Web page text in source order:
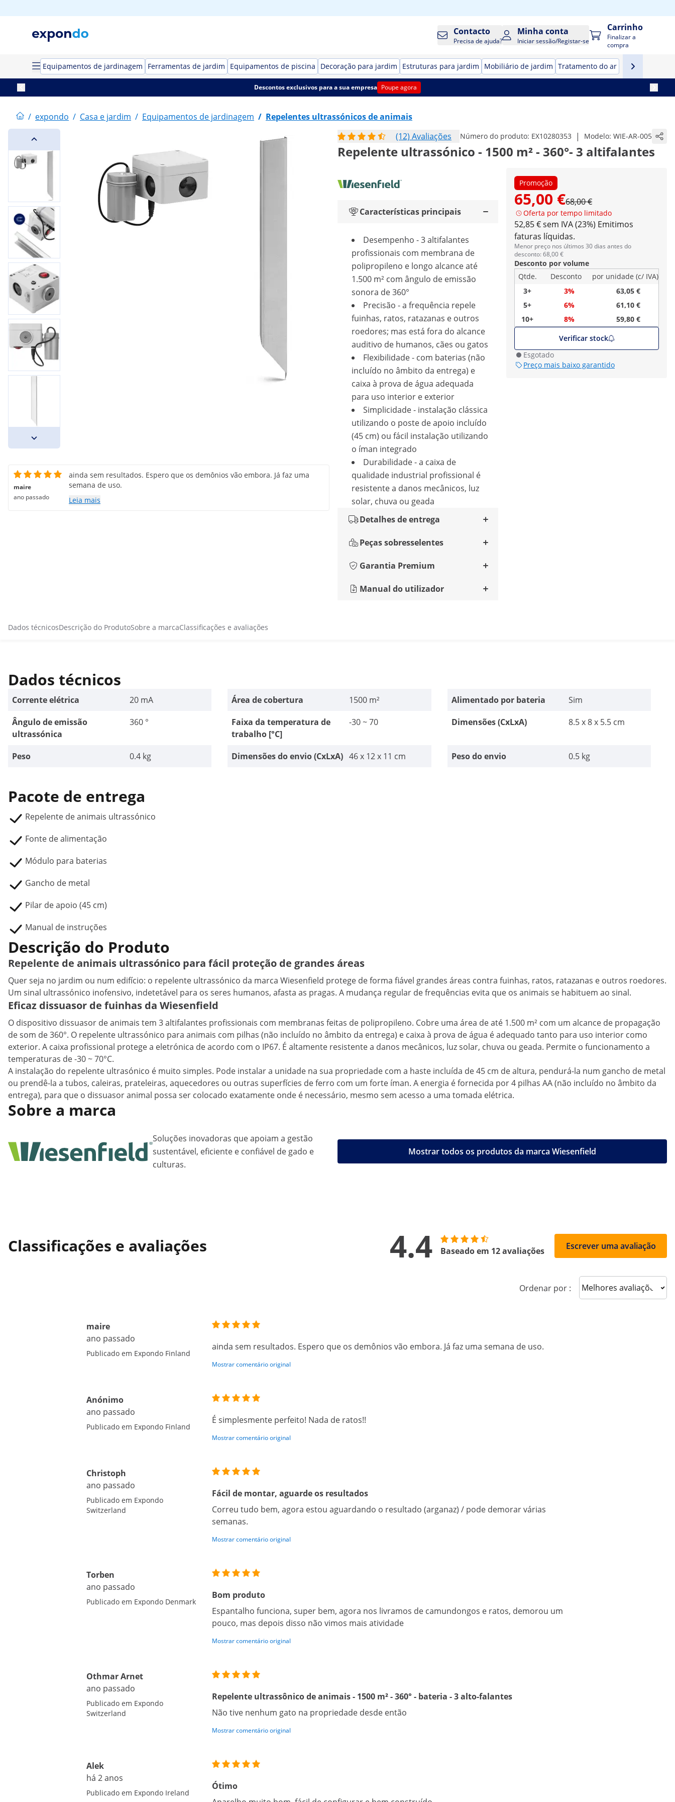
Contacto
Precisa de ajuda?
Minha conta
Iniciar sessão/Registar-se
Carrinho
Finalizar a
compra
Equipamentos de jardinagem Ferramentas de jardim Equipamentos de piscina Decoração para jardim Estruturas para jardim Mobiliário de jardim Tratamento do ar
Descontos exclusivos para a sua empresa Poupe agora
/ expondo / Casa e jardim / Equipamentos de jardinagem / Repelentes ultrassónicos de animais
(12) Avaliações
Número do produto: EX10280353 | Modelo: WIE-AR-005
Repelente ultrassónico - 1500 m² - 360°- 3 altifalantes
Promoção
65,00 €68,00 €
Oferta por tempo limitado
52,85 € sem IVA (23%) Emitimos
faturas líquidas.
Menor preço nos últimos 30 dias antes do
desconto: 68,00 €
Desconto por volume
Qtde.
Desconto
por unidade (c/ IVA)
3+
3%
63,05 €
5+
6%
61,10 €
10+
8%
59,80 €
Verificar stock
Esgotado
Preço mais baixo garantido
Características principais
Desempenho - 3 altifalantes
profissionais com membrana de
polipropileno e longo alcance até
1.500 m² com ângulo de emissão
sonora de 360°
Precisão - a frequência repele
fuinhas, ratos, ratazanas e outros
roedores; mas está fora do alcance
auditivo de humanos, cães ou gatos
Flexibilidade - com baterias (não
incluído no âmbito da entrega) e
caixa à prova de água adequada
para uso interior e exterior
Simplicidade - instalação clássica
utilizando o poste de apoio incluído
(45 cm) ou fácil instalação utilizando
o íman integrado
Durabilidade - a caixa de
qualidade industrial profissional é
resistente a danos mecânicos, luz
solar, chuva ou geada
Detalhes de entrega
Peças sobresselentes
Garantia Premium
Manual do utilizador
maire
ano passado
ainda sem resultados. Espero que os demônios vão embora. Já faz uma
semana de uso.
Leia mais
Dados técnicosDescrição do ProdutoSobre a marcaClassificações e avaliações
Dados técnicos
Corrente elétrica 20 mA Área de cobertura 1500 m² Alimentado por bateria
Sim
Ângulo de emissão
ultrassónica
360 °
Faixa da temperatura de
trabalho [°C]
-30 ~ 70 Dimensões (CxLxA) 8.5 x 8 x 5.5 cm
Peso 0.4 kg Dimensões do envio (CxLxA) 46 x 12 x 11 cm Peso do envio 0.5 kg
Pacote de entrega
Repelente de animais ultrassónico
Fonte de alimentação
Módulo para baterias
Gancho de metal
Pilar de apoio (45 cm)
Manual de instruções
Descrição do Produto
Repelente de animais ultrassónico para fácil proteção de grandes áreas
Quer seja no jardim ou num edifício: o repelente ultrassónico da marca Wiesenfield protege de forma fiável grandes áreas contra fuinhas, ratos, ratazanas e outros roedores.
Um sinal ultrassónico inofensivo, indetetável para os seres humanos, afasta as pragas. A mudança regular de frequências evita que os animais se habituem ao sinal.
Eficaz dissuasor de fuinhas da Wiesenfield
O dispositivo dissuasor de animais tem 3 altifalantes profissionais com membranas feitas de polipropileno. Cobre uma área de até 1.500 m² com um alcance de propagação
de som de 360°. O repelente ultrassónico para animais com pilhas (não incluído no âmbito da entrega) e caixa à prova de água é adequado tanto para uso interior como
exterior. A caixa profissional protege a eletrónica de acordo com o IP67. É altamente resistente a danos mecânicos, luz solar, chuva ou geada. Permite o funcionamento a
temperaturas de -30 ~ 70°C.
A instalação do repelente ultrasónico é muito simples. Pode instalar a unidade na sua propriedade com a haste incluída de 45 cm de altura, pendurá-la num gancho de metal
ou prendê-la a tubos, caleiras, prateleiras, aquecedores ou outras superfícies de ferro com um forte íman. A energia é fornecida por 4 pilhas AA (não incluído no âmbito da
entrega), para que o dissuasor animal possa ser colocado exatamente onde é necessário, mesmo sem acesso a uma tomada elétrica.
Sobre a marca
Soluções inovadoras que apoiam a gestão
sustentável, eficiente e confiável de gado e
culturas.
Mostrar todos os produtos da marca Wiesenfield
Classificações e avaliações 4.4 Baseado em 12 avaliações Escrever uma avaliação
Ordenar por : Sort reviews
maire
ano passado
Publicado em Expondo Finland
ainda sem resultados. Espero que os demônios vão embora. Já faz uma semana de uso.
Mostrar comentário original
Anónimo
ano passado
Publicado em Expondo Finland
É simplesmente perfeito! Nada de ratos!!
Mostrar comentário original
Christoph
ano passado
Publicado em Expondo
Switzerland
Fácil de montar, aguarde os resultados
Correu tudo bem, agora estou aguardando o resultado (arganaz) / pode demorar várias
semanas.
Mostrar comentário original
Torben
ano passado
Publicado em Expondo Denmark
Bom produto
Espantalho funciona, super bem, agora nos livramos de camundongos e ratos, demorou um
pouco, mas depois disso não vimos mais atividade
Mostrar comentário original
Othmar Arnet
ano passado
Publicado em Expondo
Switzerland
Repelente ultrassônico de animais - 1500 m² - 360° - bateria - 3 alto-falantes
Não tive nenhum gato na propriedade desde então
Mostrar comentário original
Alek
há 2 anos
Publicado em Expondo Ireland
Ótimo